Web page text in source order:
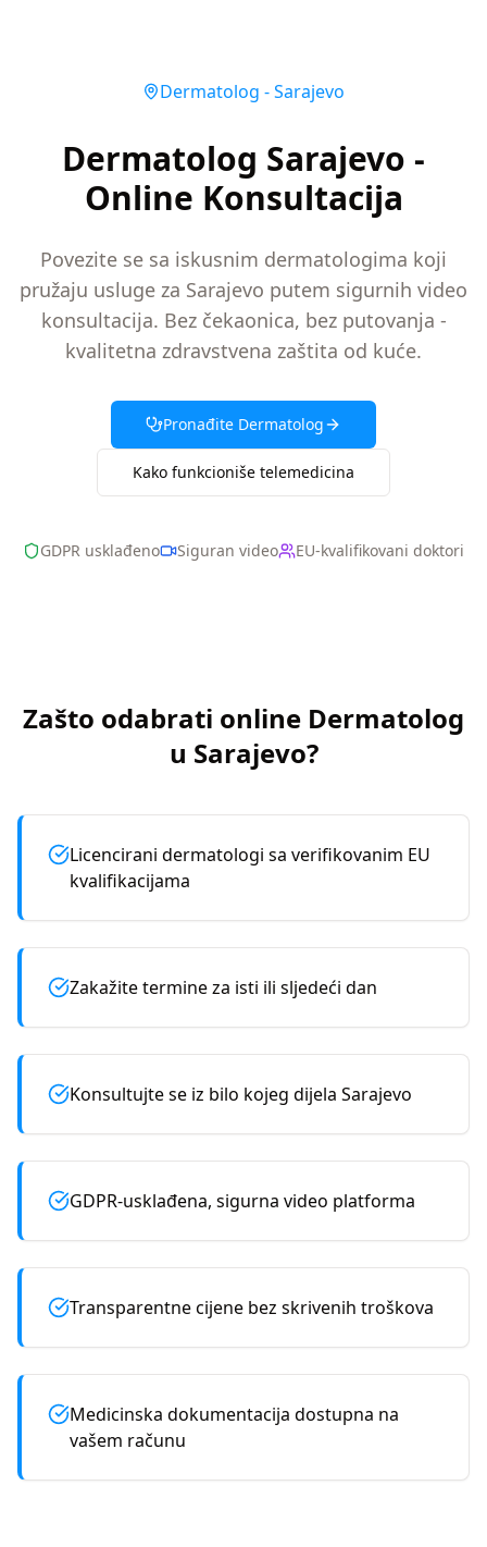
Dermatolog -Sarajevo
Dermatolog Sarajevo -
Online Konsultacija
Povezite se sa iskusnim dermatologima koji
pružaju usluge za Sarajevo putem sigurnih video
konsultacija. Bez čekaonica, bez putovanja -
kvalitetna zdravstvena zaštita od kuće.
Pronađite Dermatolog
Kako funkcioniše telemedicina
GDPR usklađeno Siguran video EU-kvalifikovani doktori
Zašto odabrati online Dermatolog
u Sarajevo?
Licencirani dermatologi sa verifikovanim EU
kvalifikacijama
Zakažite termine za isti ili sljedeći dan
Konsultujte se iz bilo kojeg dijela Sarajevo
GDPR-usklađena, sigurna video platforma
Transparentne cijene bez skrivenih troškova
Medicinska dokumentacija dostupna na
vašem računu